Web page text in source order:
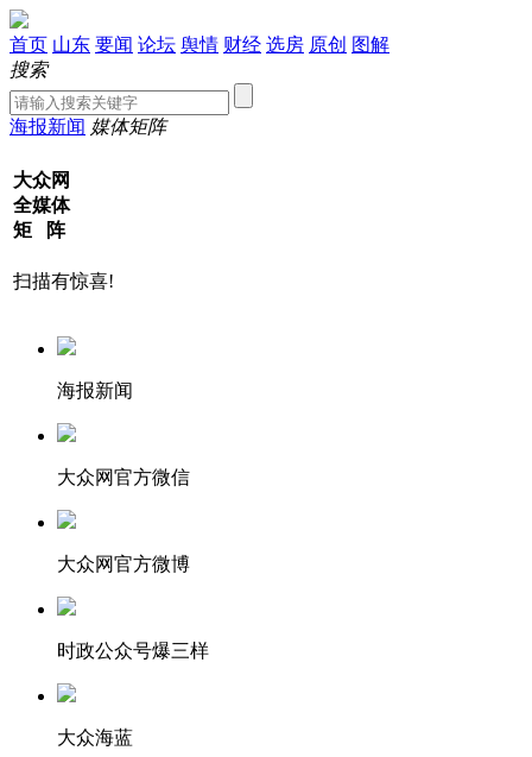
首页 山东 要闻 论坛 舆情 财经 选房 原创 图解
搜索
海报新闻 媒体矩阵
大众网
全媒体
矩 阵
扫描有惊喜!
海报新闻
大众网官方微信
大众网官方微博
时政公众号爆三样
大众海蓝